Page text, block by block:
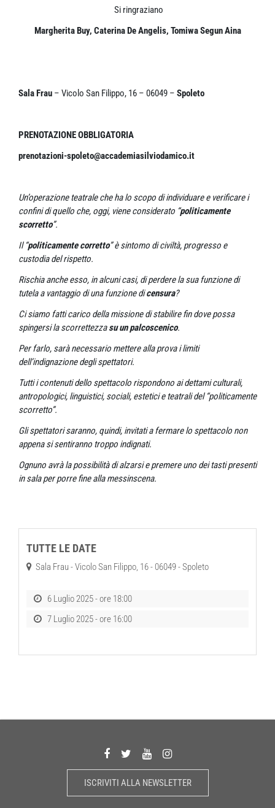
Si ringraziano
Margherita Buy, Caterina De Angelis, Tomiwa Segun Aina
Sala Frau – Vicolo San Filippo, 16 – 06049 – Spoleto
PRENOTAZIONE OBBLIGATORIA
prenotazioni-spoleto@accademiasilviodamico.it
Un’operazione teatrale che ha lo scopo di individuare e verificare i
confini di quello che, oggi, viene considerato “politicamente
scorretto”.
Il “politicamente corretto” è sintomo di civiltà, progresso e
custodia del rispetto.
Rischia anche esso, in alcuni casi, di perdere la sua funzione di
tutela a vantaggio di una funzione dicensura?
Ci siamo fatti carico della missione di stabilire fin dove possa
spingersi la scorrettezzasu un palcoscenico.
Per farlo, sarà necessario mettere alla prova i limiti
dell’indignazione degli spettatori.
Tutti i contenuti dello spettacolo rispondono ai dettami culturali,
antropologici, linguistici, sociali, estetici e teatrali del “politicamente
scorretto”.
Gli spettatori saranno, quindi, invitati a fermare lo spettacolo non
appena si sentiranno troppo indignati.
Ognuno avrà la possibilità di alzarsi e premere uno dei tasti presenti
in sala per porre fine alla messinscena.
TUTTE LE DATE
Sala Frau - Vicolo San Filippo, 16 - 06049 - Spoleto
6 Luglio 2025 - ore 18:00
7 Luglio 2025 - ore 16:00
ISCRIVITI ALLA NEWSLETTER